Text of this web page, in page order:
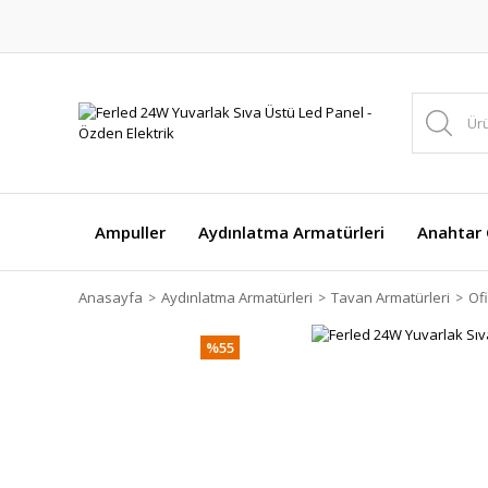
Ampuller Aydınlatma Armatürleri Anahtar
Anasayfa Aydınlatma Armatürleri Tavan Armatürleri
%55